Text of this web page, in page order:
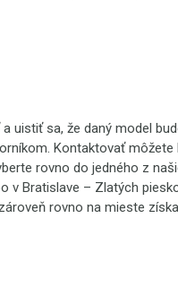
uistiť sa, že daný model
Kontaktovať
rovno do jedného z
v Bratislave – Zlatých
rovno na mieste